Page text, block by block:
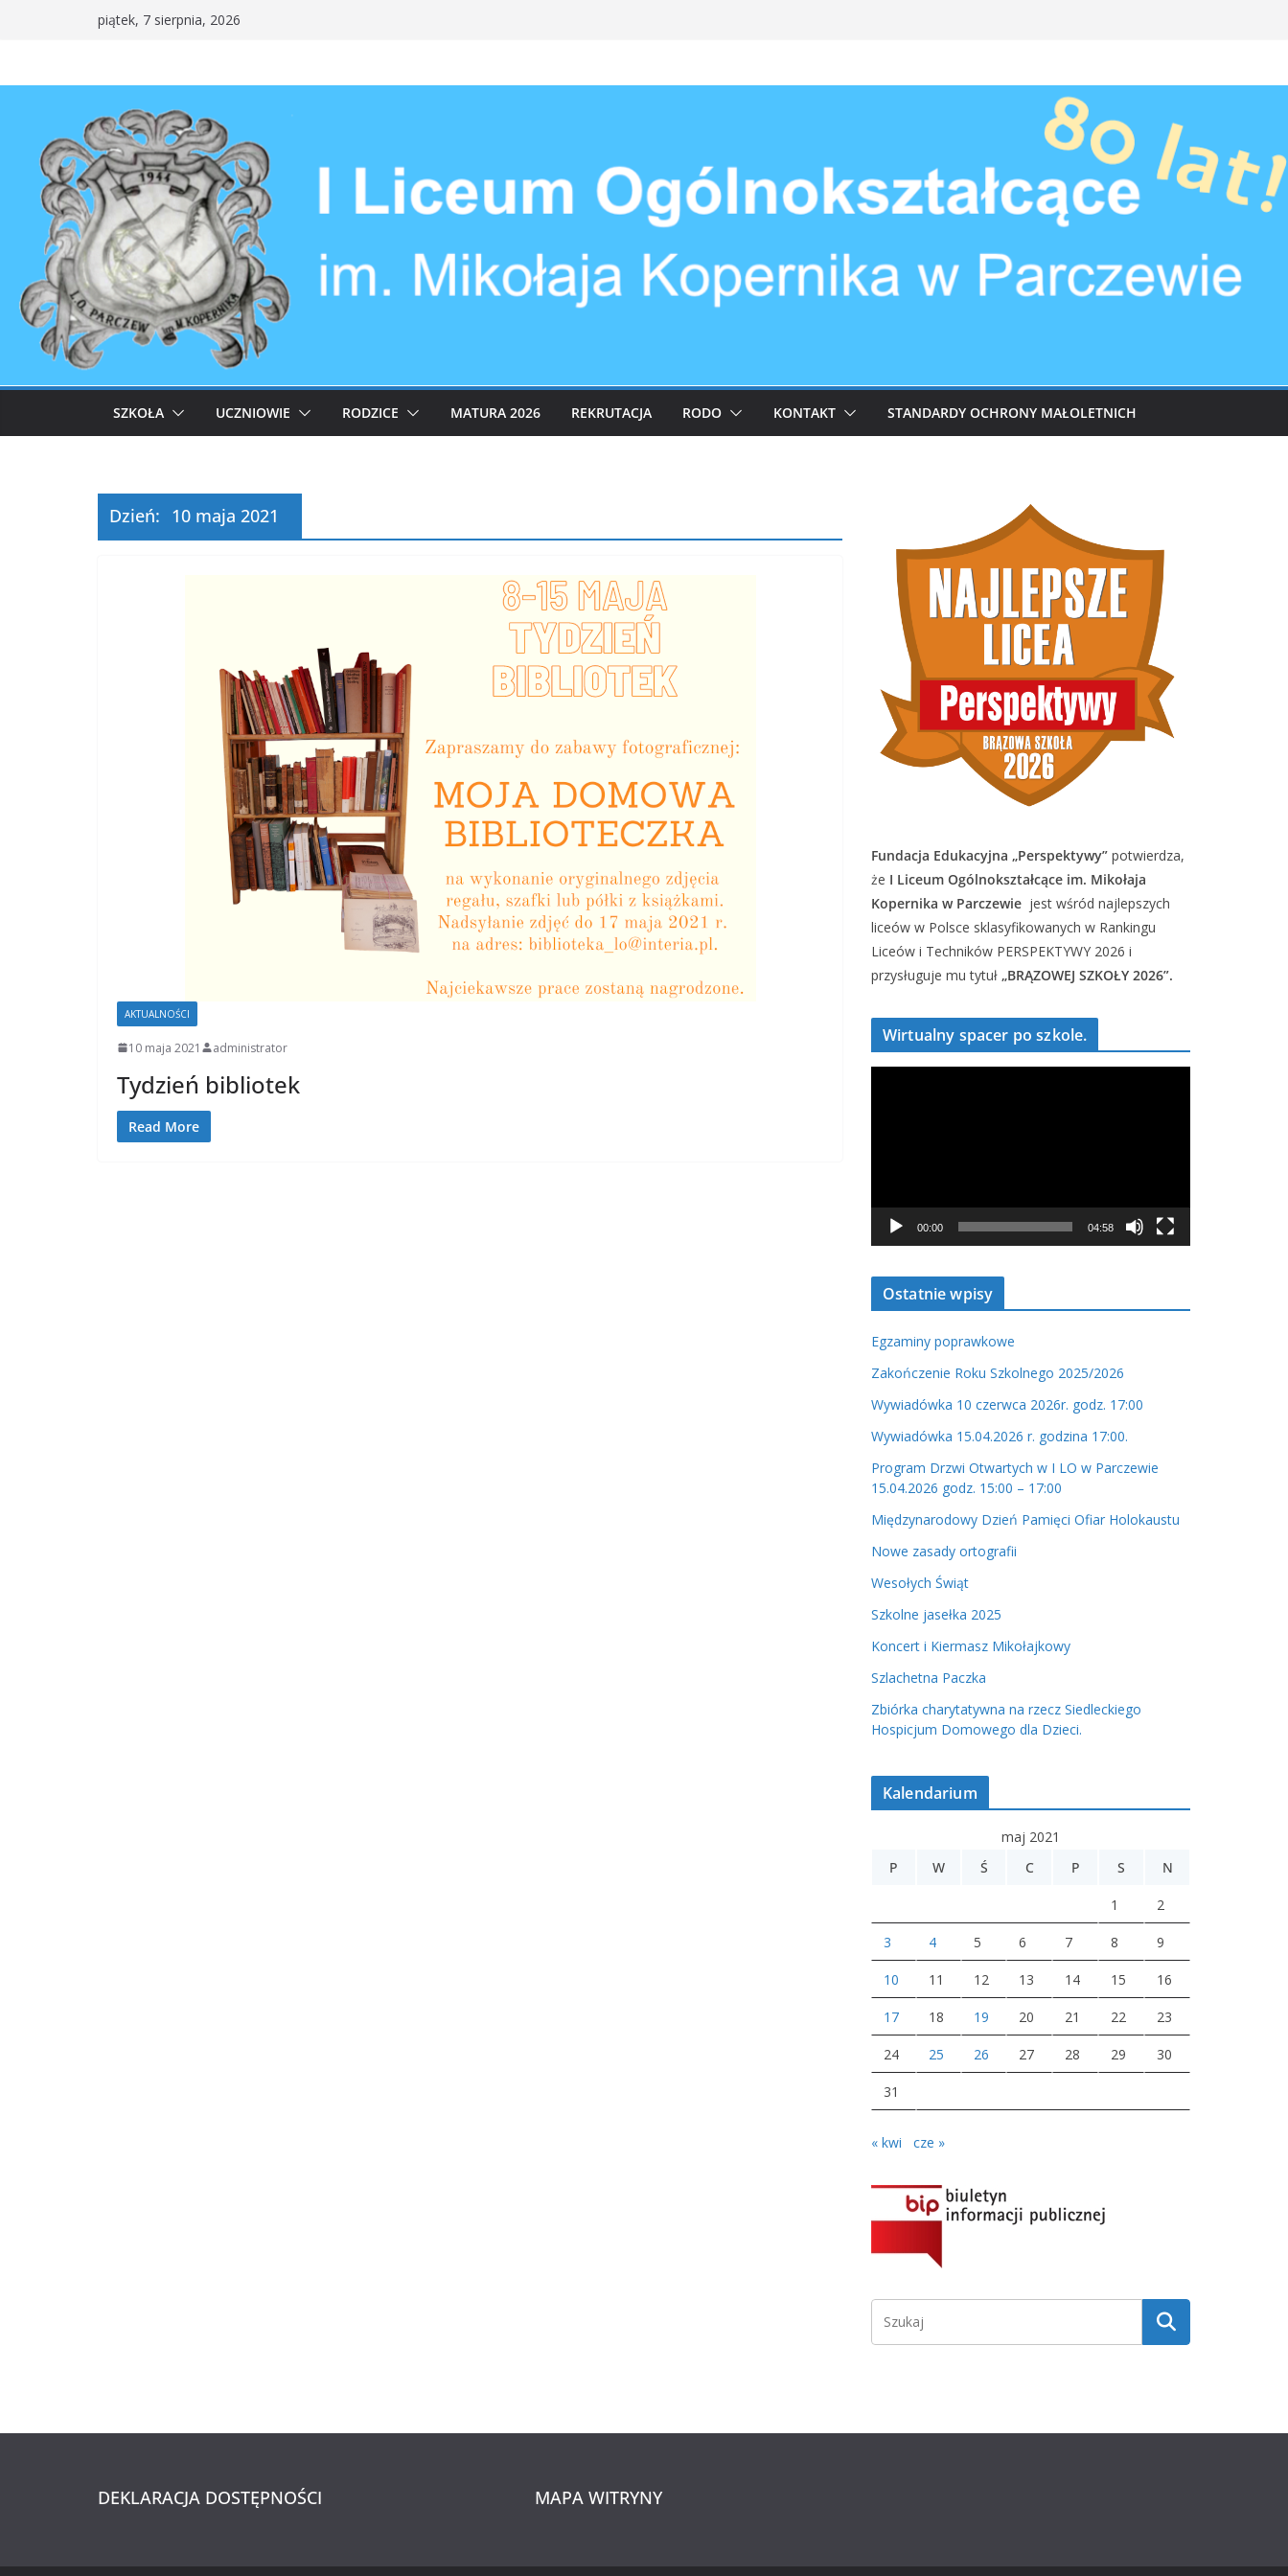
piątek, 7 sierpnia, 2026
SZKOŁA UCZNIOWIE RODZICE MATURA 2026 REKRUTACJA RODO KONTAKT STANDARDY OCHRONY MAŁOLETNICH
Dzień: 10 maja 2021
AKTUALNOŚCI
10 maja 2021 administrator
Tydzień bibliotek
Read More
Fundacja Edukacyjna „Perspektywy” potwierdza,
że I Liceum Ogólnokształcące im. Mikołaja
Kopernika w Parczewie jest wśród najlepszych
liceów w Polsce sklasyfikowanych w Rankingu
Liceów i Techników PERSPEKTYWY 2026 i
przysługuje mu tytuł „BRĄZOWEJ SZKOŁY 2026”.
Wirtualny spacer po szkole.
a
v
i
d
o
00:00 04:58
Ostatnie wpisy
Egzaminy poprawkowe
Zakończenie Roku Szkolnego 2025/2026
Wywiadówka 10 czerwca 2026r. godz. 17:00
Wywiadówka 15.04.2026 r. godzina 17:00.
Program Drzwi Otwartych w I LO w Parczewie
15.04.2026 godz. 15:00 – 17:00
Międzynarodowy Dzień Pamięci Ofiar Holokaustu
Nowe zasady ortografii
Wesołych Świąt
Szkolne jasełka 2025
Koncert i Kiermasz Mikołajkowy
Szlachetna Paczka
Zbiórka charytatywna na rzecz Siedleckiego
Hospicjum Domowego dla Dzieci.
Kalendarium
maj 2021
P
W Ś C P S N
1 2
3 4 5 6 7 8 9
10 11 12 13 14 15 16
17 18 19 20 21 22 23
24 25 26 27 28 29 30
31
« kwi cze »
DEKLARACJA DOSTĘPNOŚCI MAPA WITRYNY